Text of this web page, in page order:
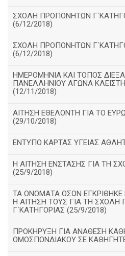
ΣΧΟΛΗ ΠΡΟΠΟΝΗΤΩΝ
(6/12/2018)
ΣΧΟΛΗ ΠΡΟΠΟΝΗΤΩΝ
(6/12/2018)
ΗΜΕΡΟΜΗΝΙΑ ΚΑΙ ΤΟΠΟΣ
ΠΑΝΕΛΛΗΝΙΟΥ ΑΓΩΝΑ
(12/11/2018)
ΑΙΤΗΣΗ ΕΘΕΛΟΝΤΗ ΓΙΑ ΤΟ
(29/10/2018)
ΕΝΤΥΠΟ ΚΑΡΤΑΣ ΥΓΕΙΑΣ
Η ΑΙΤΗΣΗ ΕΝΣΤΑΣΗΣ ΓΙΑ ΤΗ
(25/9/2018)
ΤΑ ΟΝΟΜΑΤΑ ΟΣΩΝ
Η ΑΙΤΗΣΗ ΤΟΥΣ ΓΙΑ ΤΗ
Γ΄ΚΑΤΗΓΟΡΙΑΣ (25/9/2018)
ΠΡΟΚΗΡΥΞΗ ΓΙΑ ΑΝΑΘΕΣΗ
ΟΜΟΣΠΟΝΔΙΑΚΟΥ ΣΕ